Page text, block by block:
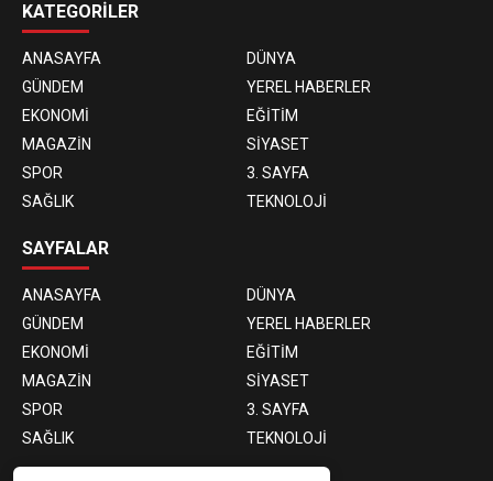
KATEGORİLER
ANASAYFA
DÜNYA
GÜNDEM
YEREL HABERLER
EKONOMİ
EĞİTİM
MAGAZİN
SİYASET
SPOR
3. SAYFA
SAĞLIK
TEKNOLOJİ
SAYFALAR
ANASAYFA
DÜNYA
GÜNDEM
YEREL HABERLER
EKONOMİ
EĞİTİM
MAGAZİN
SİYASET
SPOR
3. SAYFA
SAĞLIK
TEKNOLOJİ